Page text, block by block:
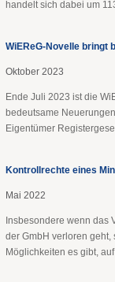
handelt sich dabei um
WiEReG-Novelle bringt
Oktober 2023
Ende Juli 2023 ist die
bedeutsame
Eigentümer
Kontrollrechte eines
Mai 2022
Insbesondere wenn das
der GmbH verloren geht,
Möglichkeiten es gibt,